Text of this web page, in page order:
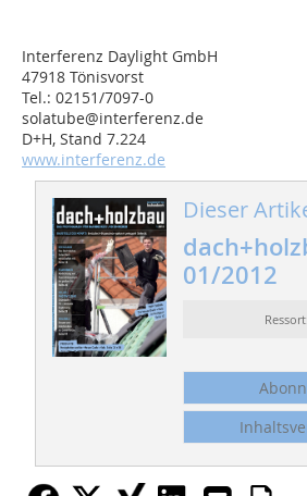
Interferenz Daylight GmbH
47918 Tönisvorst
Tel.: 02151/7097-0
solatube@interferenz.de
D+H, Stand 7.224
www.interferenz.de
Dieser
01/2012